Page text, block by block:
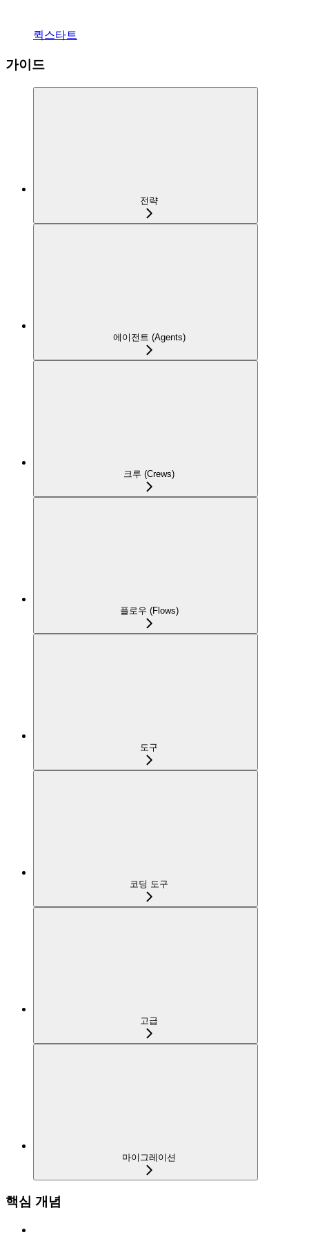
퀵스타트
가이드
전략
에이전트 (Agents)
크루 (Crews)
플로우 (Flows)
도구
코딩 도구
고급
마이그레이션
핵심 개념